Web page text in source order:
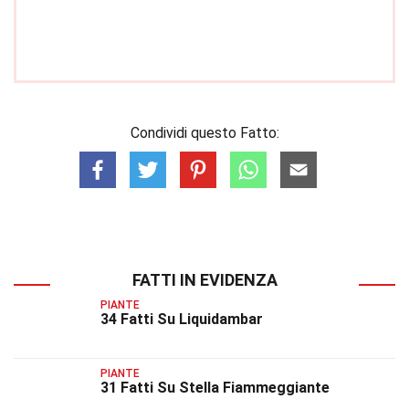
Condividi questo Fatto:
FATTI IN EVIDENZA
PIANTE
34 Fatti Su Liquidambar
PIANTE
31 Fatti Su Stella Fiammeggiante